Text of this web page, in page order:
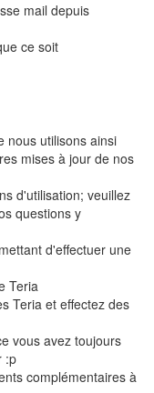
mail depuis
ce soit
nous utilisons ainsi
mises à jour de nos
d'utilisation; veuillez
questions y
d'effectuer une
Teria
Teria et effectez des
vous avez toujours
:p
complémentaires à